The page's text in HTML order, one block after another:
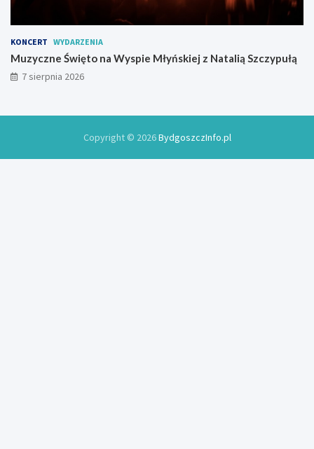
KONCERT WYDARZENIA
Muzyczne Święto na Wyspie Młyńskiej z Natalią Szczypułą
7 sierpnia 2026
Copyright © 2026BydgoszczInfo.pl